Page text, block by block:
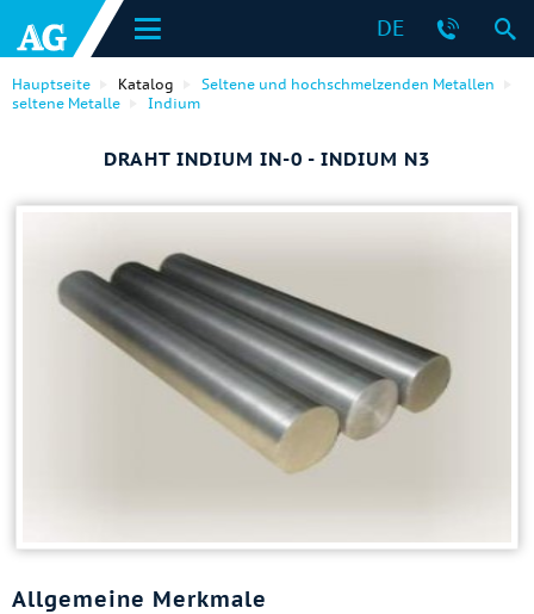
DE
Hauptseite Katalog
Seltene und hochschmelzenden Metallen
seltene Metalle
Indium
DRAHT INDIUM IN-0 - INDIUM N3
Allgemeine Merkmale